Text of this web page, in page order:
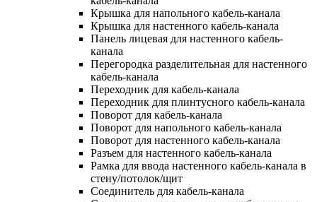
Крышка для напольного кабель-канала
Крышка для настенного кабель-канала
Панель лицевая для настенного кабель-
канала
Перегородка разделительная для настенного
кабель-канала
Переходник для кабель-канала
Переходник для плинтусного кабель-канала
Поворот для кабель-канала
Поворот для напольного кабель-канала
Поворот для настенного кабель-канала
Разъем для настенного кабель-канала
Рамка для ввода настенного кабель-канала в
стену/потолок/щит
Соединитель для кабель-канала